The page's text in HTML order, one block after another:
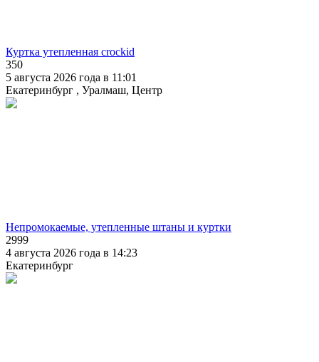
Куртка утепленная crockid
350
5 августа 2026 года в 11:01
Екатеринбург , Уралмаш, Центр
Непромокаемые, утепленные штаны и куртки
2999
4 августа 2026 года в 14:23
Екатеринбург